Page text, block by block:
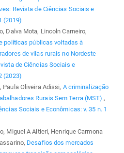
Revista de Ciências Sociais e
(2019)
Dalva Mota, Lincoln Carneiro,
políticas públicas voltadas à
de vilas rurais no Nordeste
de Ciências Sociais e
(2023)
Paula Oliveira Adissi, A criminalização
Rurais Sem Terra (MST),
Sociais e Econômicas: v. 35 n. 1
Miguel A Altieri, Henrique Carmona
Desafios dos mercados